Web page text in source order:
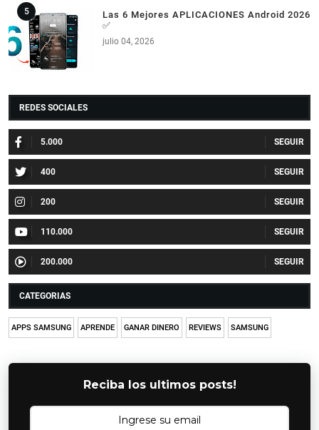
Las 6 Mejores APLICACIONES Android 2026
✅
julio 04, 2026
REDES SOCIALES
5.000
400
200
110.000
200.000
CATEGORIAS
APPS SAMSUNG APRENDE GANAR DINERO REVIEWS SAMSUNG
Reciba los ultimos posts!